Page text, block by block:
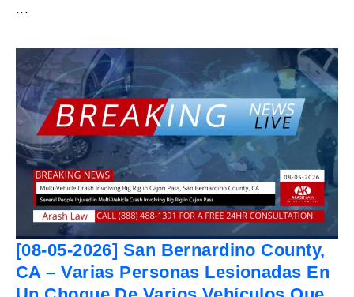
...
[08-05-2026] San Bernardino County,
CA – Varias Personas Lesionadas En